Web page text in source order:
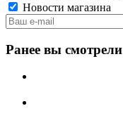
Новости магазина
Ранее вы смотрели